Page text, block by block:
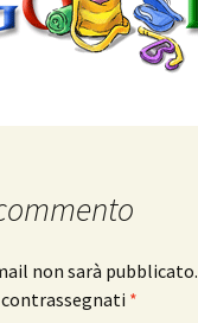
non sarà pubblicato.
*